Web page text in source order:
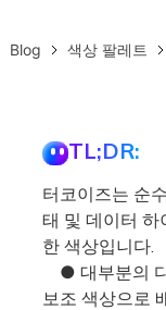
Blog 색상 팔레트
TL;DR:
터코이즈는 순
태 및 데이터 하
한 색상입니다.
● 대부분의
보조 색상으로